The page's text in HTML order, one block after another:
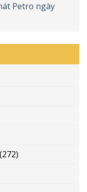
Petro ngày
(272)